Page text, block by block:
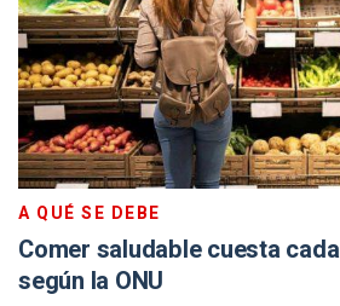
A QUÉ SE DEBE
Comer saludable cuesta
según la ONU